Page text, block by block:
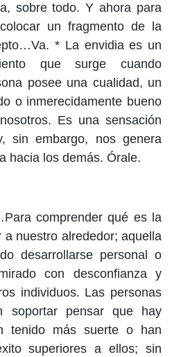
sobre todo. Y ahora para
un fragmento de la
* La envidia es un
que surge cuando
posee una cualidad, un
o inmerecidamente bueno
Es una sensación
sin embargo, nos genera
hacia los demás. Órale.
comprender qué es la
nuestro alrededor; aquella
desarrollarse personal o
con desconfianza y
individuos. Las personas
soportar pensar que hay
tenido más suerte o han
superiores a ellos; sin